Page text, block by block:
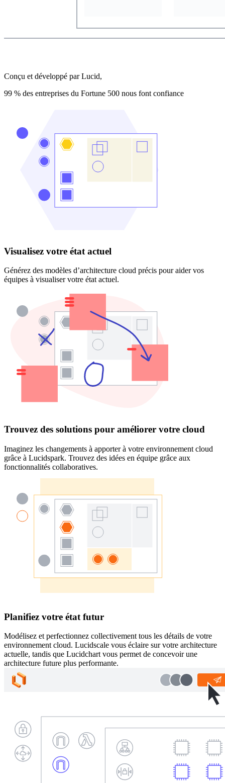
Conçu et développé par Lucid,
99 % des entreprises du Fortune 500 nous font confiance
Visualisez votre état actuel
Générez des modèles d’architecture cloud précis pour aider vos
équipes à visualiser votre état actuel.
Trouvez des solutions pour améliorer votre cloud
Imaginez les changements à apporter à votre environnement cloud
grâce à Lucidspark. Trouvez des idées en équipe grâce aux
fonctionnalités collaboratives.
Planifiez votre état futur
Modélisez et perfectionnez collectivement tous les détails de votre
environnement cloud. Lucidscale vous éclaire sur votre architecture
actuelle, tandis que Lucidchart vous permet de concevoir une
architecture future plus performante.